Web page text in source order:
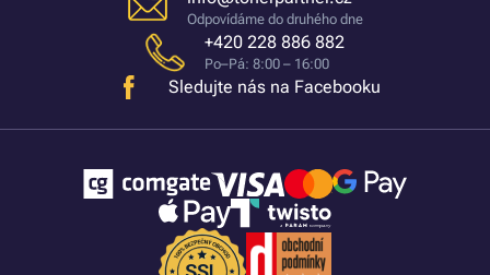
Odpovídáme do druhého dne
+420 228 886 882
Po–Pá: 8:00 – 16:00
Sledujte nás na Facebooku